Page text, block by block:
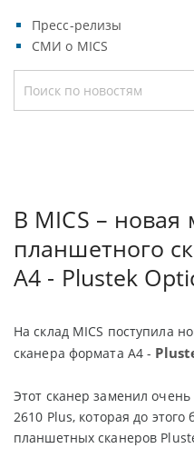
Пресс-релизы
СМИ о MICS
В MICS – новая
планшетного
A4 - Plustek
На склад MICS поступила
сканера формата A4 -
Этот сканер заменил
2610 Plus, которая до
планшетных сканеров